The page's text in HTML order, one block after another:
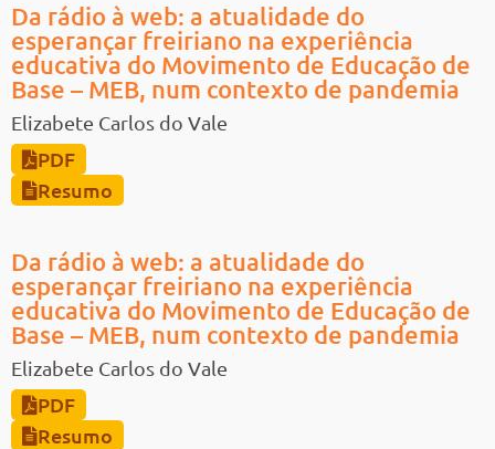
Da rádio à web: a atualidade do
esperançar freiriano na experiência
educativa do Movimento de Educação de
Base – MEB, num contexto de pandemia
Elizabete Carlos do Vale
PDF
Resumo
Da rádio à web: a atualidade do
esperançar freiriano na experiência
educativa do Movimento de Educação de
Base – MEB, num contexto de pandemia
Elizabete Carlos do Vale
PDF
Resumo